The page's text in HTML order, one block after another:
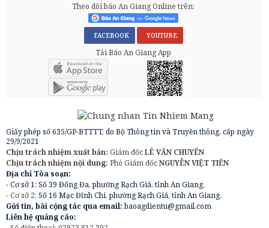
Theo dõi báo An Giang Online trên:
FACEBOOK YOUTUBE
Tải Báo An Giang App
Giấy phép số 635/GP-BTTTT, do Bộ Thông tin và Truyền thông, cấp ngày
29/9/2021
Chịu trách nhiệm xuất bản: Giám đốcLÊ VĂN CHUYỂN
Chịu trách nhiệm nội dung: Phó Giám đốcNGUYỄN VIỆT TIẾN
Địa chỉ Tòa soạn:
- Cơ sở 1: Số 39 Đống Đa, phường Rạch Giá, tỉnh An Giang.
- Cơ sở 2: Số 16 Mạc Đĩnh Chi, phường Rạch Giá, tỉnh An Giang.
Gửi tin, bài cộng tác qua email:baoagdientu@gmail.com
Liên hệ quảng cáo: